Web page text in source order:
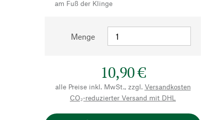
am Fuß der Klinge
Menge
10,90 €
alle Preise inkl. MwSt., zzgl. Versandkosten
CO₂-reduzierter Versand mit DHL